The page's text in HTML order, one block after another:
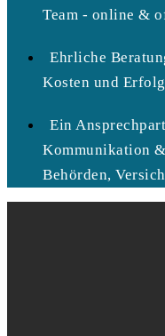
Team - online &
Ehrliche
Kosten und
Ein
Kommunikation
Behörden,